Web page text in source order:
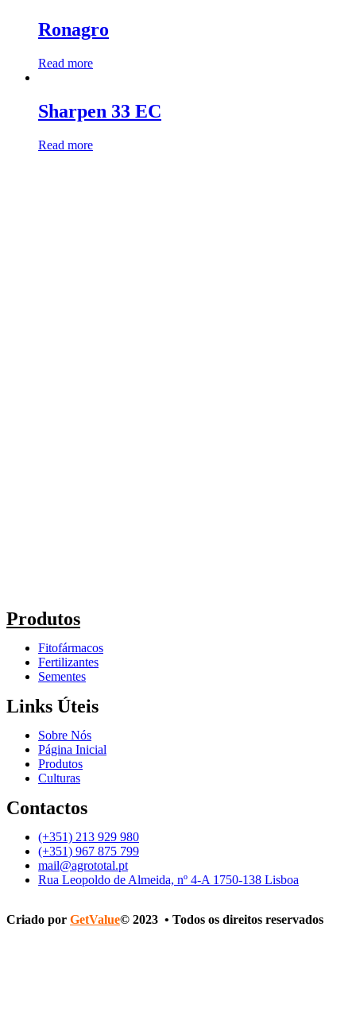
Ronagro
Read more
Sharpen 33 EC
Read more
Produtos
Fitofármacos
Fertilizantes
Sementes
Links Úteis
Sobre Nós
Página Inicial
Produtos
Culturas
Contactos
(+351) 213 929 980
(+351) 967 875 799
mail@agrototal.pt
Rua Leopoldo de Almeida, nº 4-A 1750-138 Lisboa
Criado por GetValue© 2023 • Todos os direitos reservados